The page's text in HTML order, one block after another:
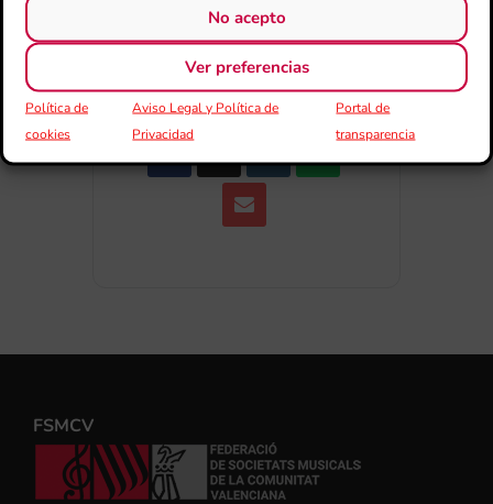
No acepto
Ver preferencias
Política de
cookies
Aviso Legal y Política de
Privacidad
Portal de
transparencia
COMPARTIR ESTE EVENTO
FSMCV